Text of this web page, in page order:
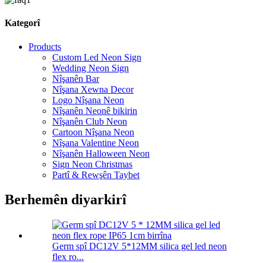
Kategorî
Products
Custom Led Neon Sign
Wedding Neon Sign
Nîşanên Bar
Nîşana Xewna Decor
Logo Nîşana Neon
Nîşanên Neonê bikirin
Nîşanên Club Neon
Cartoon Nîşana Neon
Nîşana Valentine Neon
Nîşanên Halloween Neon
Sign Neon Christmas
Partî & Rewşên Taybet
Berhemên diyarkirî
Germ spî DC12V 5*12MM silica gel led neon
flex ro...